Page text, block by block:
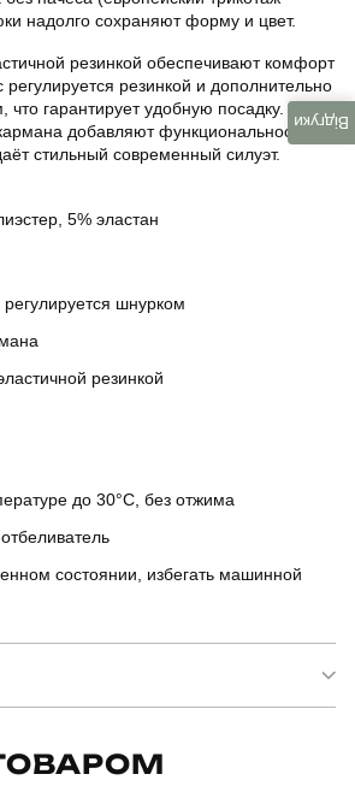
надолго сохраняют форму и цвет.
резинкой обеспечивают комфорт
регулируется резинкой и дополнительно
что гарантирует удобную посадку. Два
добавляют функциональности, а
стильный современный силуэт.
5% эластан
шнурком
резинкой
до 30°C, без отжима
состоянии, избегать машинной
Відгуки